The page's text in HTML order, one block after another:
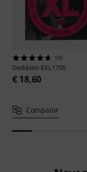
150
Daddario EXL170S
€ 18,60
Comparar